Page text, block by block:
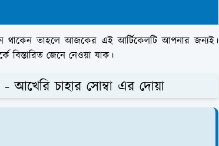
থাকেন তাহলে আজকের এই আর্টিকেলটি আপনার জন্যই।
বিস্তারিত জেনে নেওয়া যাক।
আখেরি চাহার সোম্বা এর দোয়া